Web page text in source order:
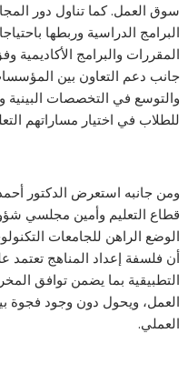
سوق العمل. كما تناول دور
البرامج الدراسية وربطها
المقررات والبرامج الأكاديمية
جانب دعم التعاون بين
والتوسع في التخصصات البينية
للطلاب في اختيار مساراتهم
ومن جانبه استعرض الدكتور
قطاع التعليم وأمين مجلسي
الوضع الراهن للجامعات
أن فلسفة إعداد المناهج تعتمد
التطبيقية بما يضمن توافق
العمل، ويحول دون وجود فجوة
العملي.